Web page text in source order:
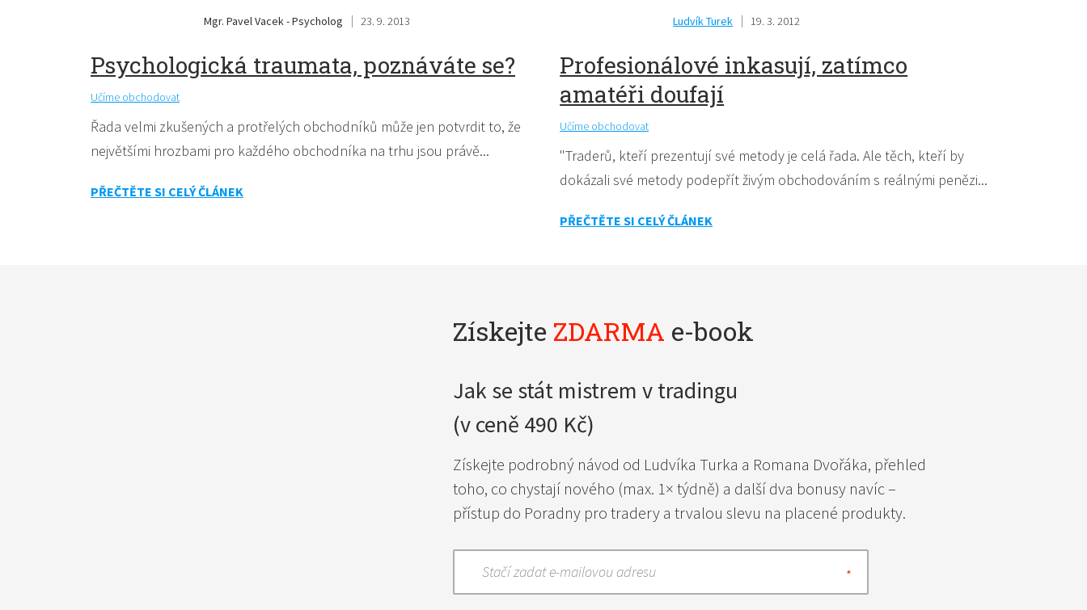
Mgr. Pavel Vacek - Psycholog 23. 9. 2013
Psychologická traumata, poznáváte se?
Učíme obchodovat
Řada velmi zkušených a protřelých obchodníků může jen potvrdit to, že
největšími hrozbami pro každého obchodníka na trhu jsou právě...
PŘEČTĚTE SI CELÝ ČLÁNEK
Ludvík Turek 19. 3. 2012
Profesionálové inkasují, zatímco
amatéři doufají
Učíme obchodovat
"Traderů, kteří prezentují své metody je celá řada. Ale těch, kteří by
dokázali své metody podepřít živým obchodováním s reálnými penězi...
PŘEČTĚTE SI CELÝ ČLÁNEK
Získejte ZDARMA e-book
Jak se stát mistrem v tradingu
(v ceně 490 Kč)
Získejte podrobný návod od Ludvíka Turka a Romana Dvořáka, přehled
toho, co chystají nového (max. 1× týdně) a další dva bonusy navíc –
přístup do Poradny pro tradery a trvalou slevu na placené produkty.
Stačí zadat e-mailovou adresu